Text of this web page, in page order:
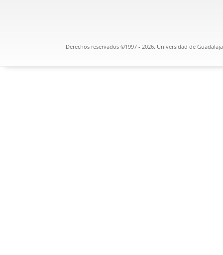
Derechos reservados ©1997 - 2026. Universidad de